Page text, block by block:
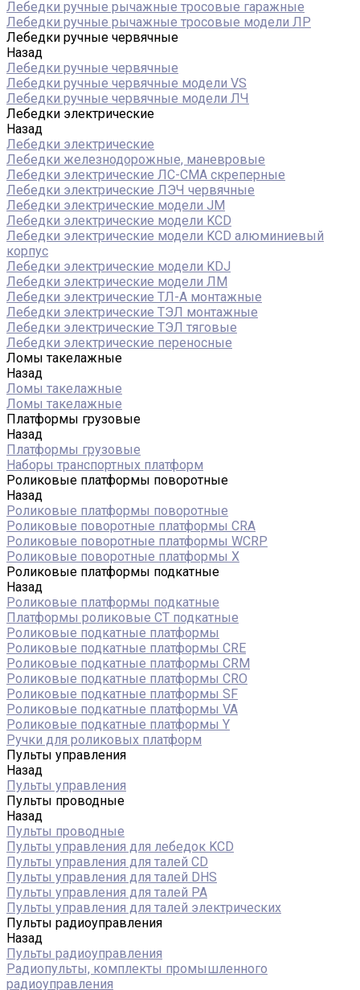
Лебедки ручные рычажные тросовые гаражные
Лебедки ручные рычажные тросовые модели ЛР
Лебедки ручные червячные
Назад
Лебедки ручные червячные
Лебедки ручные червячные модели VS
Лебедки ручные червячные модели ЛЧ
Лебедки электрические
Назад
Лебедки электрические
Лебедки железнодорожные, маневровые
Лебедки электрические ЛС-СМА скреперные
Лебедки электрические ЛЭЧ червячные
Лебедки электрические модели JM
Лебедки электрические модели KCD
Лебедки электрические модели KCD алюминиевый
корпус
Лебедки электрические модели KDJ
Лебедки электрические модели ЛМ
Лебедки электрические ТЛ-А монтажные
Лебедки электрические ТЭЛ монтажные
Лебедки электрические ТЭЛ тяговые
Лебедки электрические переносные
Ломы такелажные
Назад
Ломы такелажные
Ломы такелажные
Платформы грузовые
Назад
Платформы грузовые
Наборы транспортных платформ
Роликовые платформы поворотные
Назад
Роликовые платформы поворотные
Роликовые поворотные платформы CRA
Роликовые поворотные платформы WCRP
Роликовые поворотные платформы X
Роликовые платформы подкатные
Назад
Роликовые платформы подкатные
Платформы роликовые СТ подкатные
Роликовые подкатные платформы
Роликовые подкатные платформы CRE
Роликовые подкатные платформы CRM
Роликовые подкатные платформы CRO
Роликовые подкатные платформы SF
Роликовые подкатные платформы VA
Роликовые подкатные платформы Y
Ручки для роликовых платформ
Пульты управления
Назад
Пульты управления
Пульты проводные
Назад
Пульты проводные
Пульты управления для лебедок KCD
Пульты управления для талей CD
Пульты управления для талей DHS
Пульты управления для талей РА
Пульты управления для талей электрических
Пульты радиоуправления
Назад
Пульты радиоуправления
Радиопульты, комплекты промышленного
радиоуправления